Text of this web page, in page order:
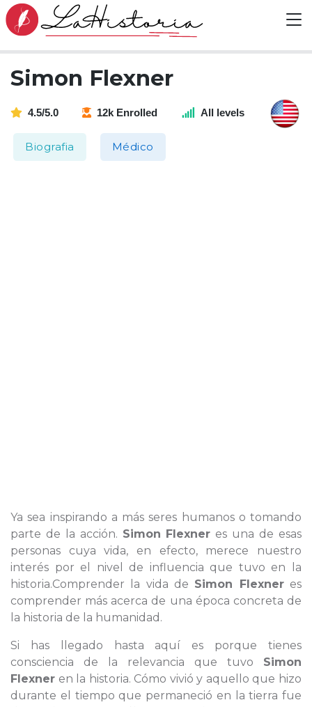
Simon Flexner
4.5/5.0 12k Enrolled All levels
Biografia Médico
Ya sea inspirando a más seres humanos o tomando
parte de la acción. Simon Flexner es una de esas
personas cuya vida, en efecto, merece nuestro
interés por el nivel de influencia que tuvo en la
historia.Comprender la vida de Simon Flexneres
comprender más acerca de una época concreta de
la historia de la humanidad.
Si has llegado hasta aquí es porque tienes
consciencia de la relevancia que tuvo Simon
Flexner en la historia. Cómo vivió y aquello que hizo
durante el tiempo que permaneció en la tierra fue